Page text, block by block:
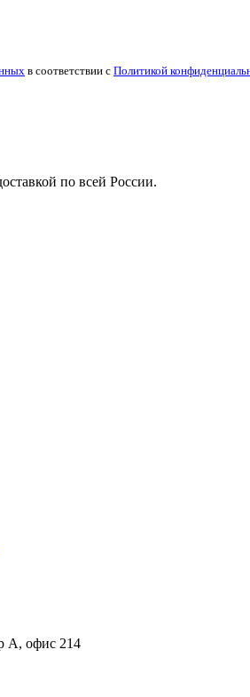
в соответствии с Политикой
по всей России.
А, офис 214